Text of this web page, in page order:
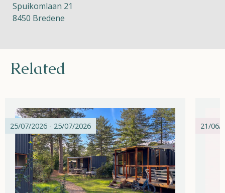
Spuikomlaan 21
8450 Bredene
Related
25/07/2026 - 25/07/2026 21/06/